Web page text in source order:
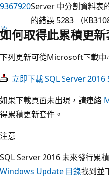
9367920Server 中分割資料表
的錯誤 5283 （
如何取得此累積更新
下列更新可從Microsoft下載中
立即下載 SQL Server 2016
如果下載頁面未出現，請連絡
得累積更新套件。
注意
SQL Server 2016 未來發行累
Windows Update 目錄找到並